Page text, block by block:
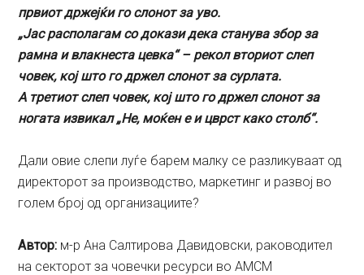
првиот држејќи го слонот за уво.
„Јас располагам со докази дека станува збор за
рамна и влакнеста цевка“ – рекол вториот слеп
човек, кој што го држел слонот за сурлата.
А третиот слеп човек, кој што го држел слонот за
ногата извикал „Не, моќен е и цврст како столб“.
Дали овие слепи луѓе барем малку се разликуваат од
директорот за производство, маркетинг и развој во
голем број од организациите?
Aвтор: м-р Ана Салтирова Давидовски, раководител
на секторот за човечки ресурси во АМСМ